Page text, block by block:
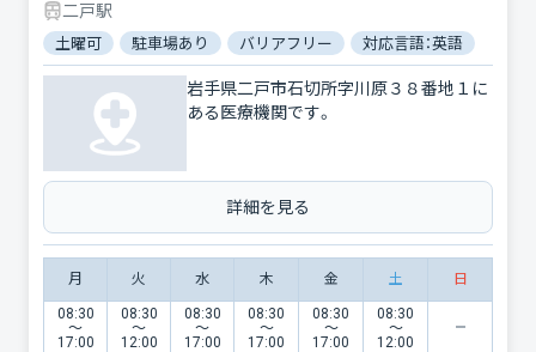
二戸駅
土曜可 駐車場あり バリアフリー 対応言語：英語
岩手県二戸市石切所字川原３８番地１に
ある医療機関です。
詳細を見る
月 火 水 木 金 土 日
08:30
〜
17:00
08:30
〜
12:00
08:30
〜
17:00
08:30
〜
17:00
08:30
〜
17:00
08:30
〜
12:00